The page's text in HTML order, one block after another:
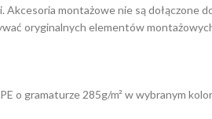
Akcesoria montażowe nie są dołączone
oryginalnych elementów
o gramaturze 285g/m² w wybranym